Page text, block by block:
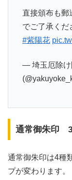
直接頒布も郵
でご了承くだ
#紫陽花
— 埼玉厄除け
通常御朱印
通常御朱印は4種
プが変わります。